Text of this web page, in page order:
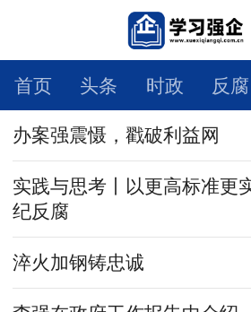
首页 头条 时政 反腐
人物 科学 社会 法治
健康 生活 教育 舆情
自媒体 智库专家 大国交
乡村振兴 一带一路 环境
办案强震慑，戳破利益网
实践与思考丨以更高标准更
纪反腐
淬火加钢铸忠诚